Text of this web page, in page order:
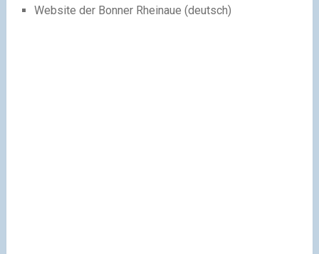
Website der Bonner Rheinaue (deutsch)